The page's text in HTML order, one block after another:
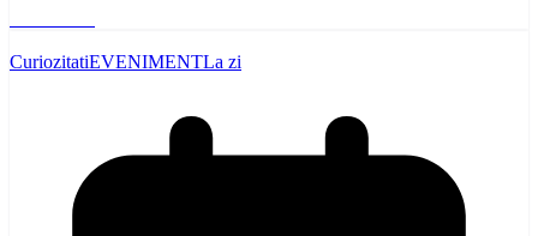
CuriozitatiEVENIMENTLa zi